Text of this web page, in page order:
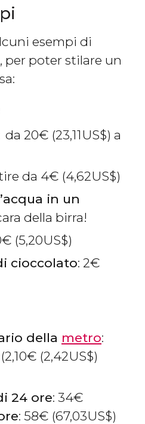
esempi di
per poter stilare un
da 20€ (23,11 US$) a
da 4€ (4,62US$)
in un
della birra!
€ (5,20US$)
cioccolato: 2€
della metro:
€ (2,42US$)
24 ore: 34€
: 58€ (67,03US$)